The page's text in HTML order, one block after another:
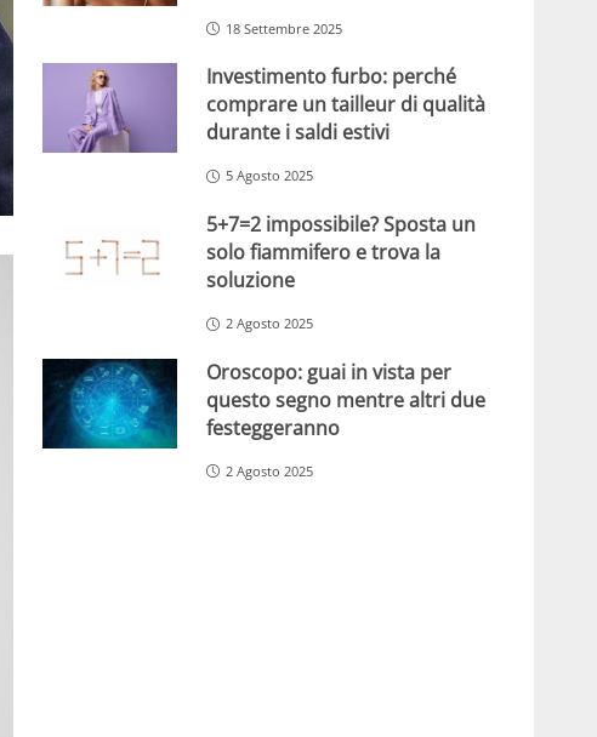
18 Settembre 2025
Investimento furbo: perché
comprare un tailleur di qualità
durante i saldi estivi
5 Agosto 2025
5+7=2 impossibile? Sposta un
solo fiammifero e trova la
soluzione
2 Agosto 2025
Oroscopo: guai in vista per
questo segno mentre altri due
festeggeranno
2 Agosto 2025